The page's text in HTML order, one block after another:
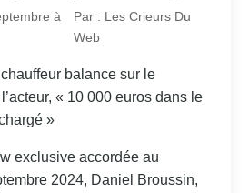
à
Par : Les Crieurs Du
Web
balance sur le
« 10 000 euros dans le
»
exclusive accordée au
2024, Daniel Broussin,